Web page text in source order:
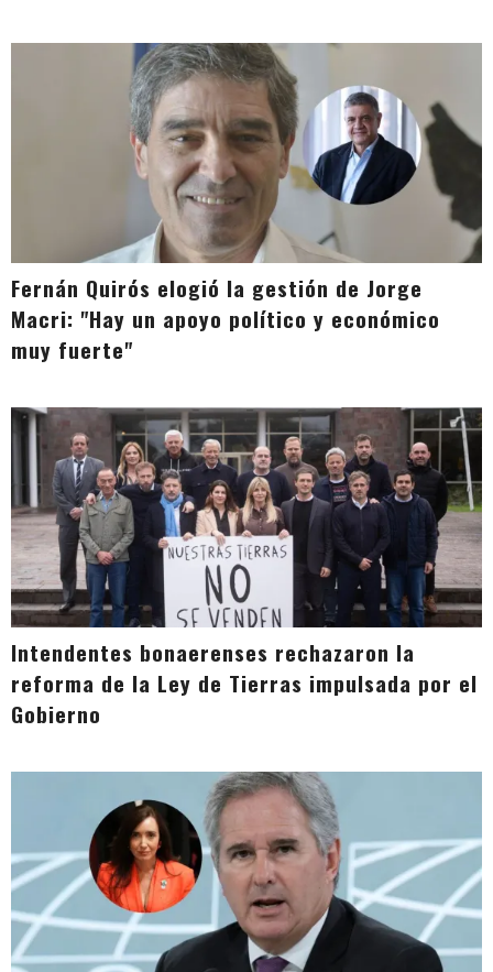
Fernán Quirós elogió la gestión de Jorge
Macri: "Hay un apoyo político y económico
muy fuerte"
Intendentes bonaerenses rechazaron la
reforma de la Ley de Tierras impulsada por el
Gobierno